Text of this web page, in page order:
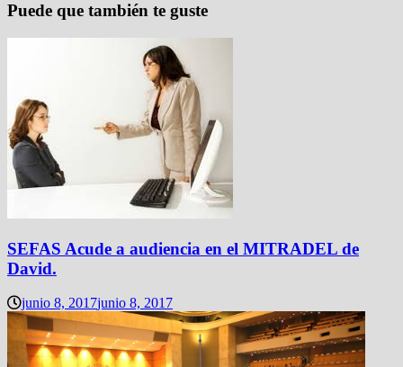
Puede que también te guste
SEFAS Acude a audiencia en el MITRADEL de
David.
junio 8, 2017junio 8, 2017